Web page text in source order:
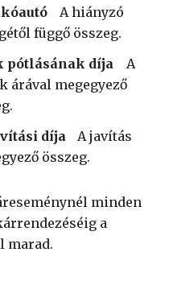
A hiányzó
függő összeg.
pótlásának díja
A
árával megegyező
díja
A javítás
összeg.
minden
a
marad.